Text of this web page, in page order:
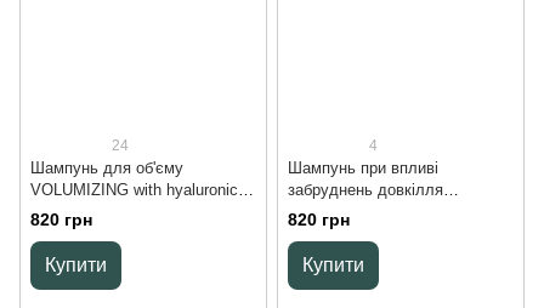
24
Шампунь для об'єму
VOLUMIZING with hyaluronic
hair shampoo, 250 ml
820 грн
Купити
4
Шампунь при впливі
забруднень довкілля
POLLUTION-AWARE hair
shampoo, 250 ml
820 грн
Купити